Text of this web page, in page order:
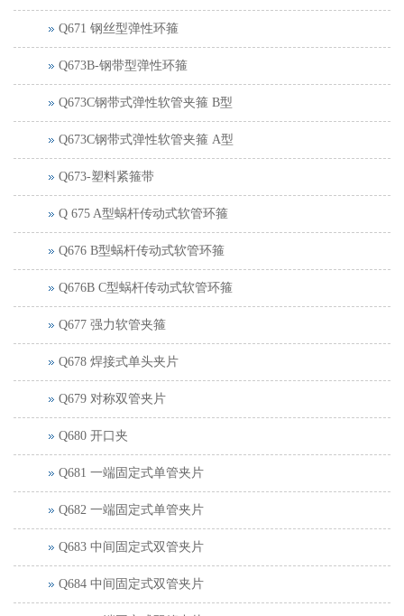
Q671 钢丝型弹性环箍
Q673B-钢带型弹性环箍
Q673C钢带式弹性软管夹箍 B型
Q673C钢带式弹性软管夹箍 A型
Q673-塑料紧箍带
Q 675 A型蜗杆传动式软管环箍
Q676 B型蜗杆传动式软管环箍
Q676B C型蜗杆传动式软管环箍
Q677 强力软管夹箍
Q678 焊接式单头夹片
Q679 对称双管夹片
Q680 开口夹
Q681 一端固定式单管夹片
Q682 一端固定式单管夹片
Q683 中间固定式双管夹片
Q684 中间固定式双管夹片